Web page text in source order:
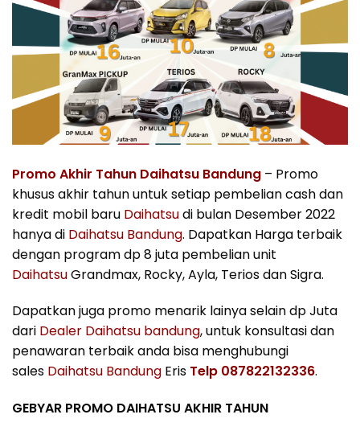
Promo Akhir Tahun Daihatsu Bandung – Promo
khusus akhir tahun untuk setiap pembelian cash dan
kredit mobil baru Daihatsudi bulan Desember 2022
hanya di Daihatsu Bandung. Dapatkan Harga terbaik
dengan program dp 8 juta pembelian unit
DaihatsuGrandmax, Rocky, Ayla, Terios dan Sigra.
Dapatkan juga promo menarik lainya selain dp Juta
dari Dealer Daihatsu bandung, untuk konsultasi dan
penawaran terbaik anda bisa menghubungi
sales Daihatsu Bandung Eris Telp 087822132336.
GEBYAR PROMO DAIHATSU AKHIR TAHUN